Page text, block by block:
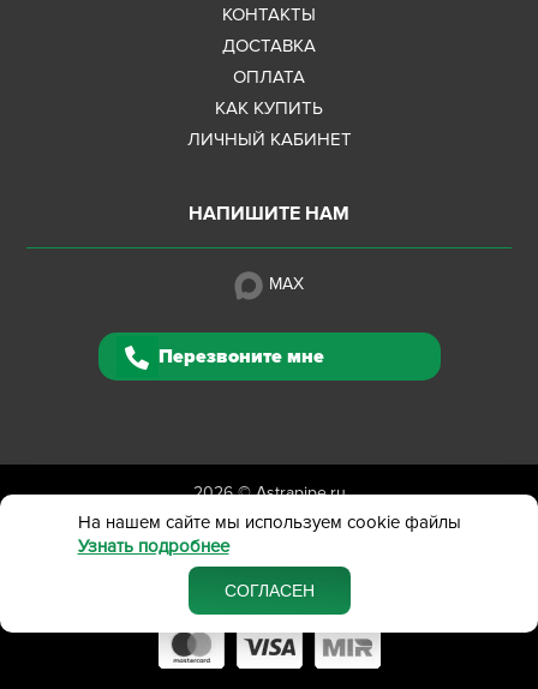
КОНТАКТЫ
ДОСТАВКА
ОПЛАТА
КАК КУПИТЬ
ЛИЧНЫЙ КАБИНЕТ
НАПИШИТЕ НАМ
MAX
Перезвоните мне
2026 ©Astrapipe.ru
Полная версия сайта
Политика конфиденциальности
Вся представленная на сайте информация приведена
в ознакомительных целях и не является публичной офертой
На нашем сайте мы используем cookie файлы
Узнать подробнее
СОГЛАСЕН